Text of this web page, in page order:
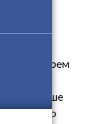
секретарем
лише
ще одного